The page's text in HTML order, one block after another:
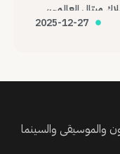
ميتال العالمي،
صادمة، قادرة على
2025-12-27
والموسيقى والسينما